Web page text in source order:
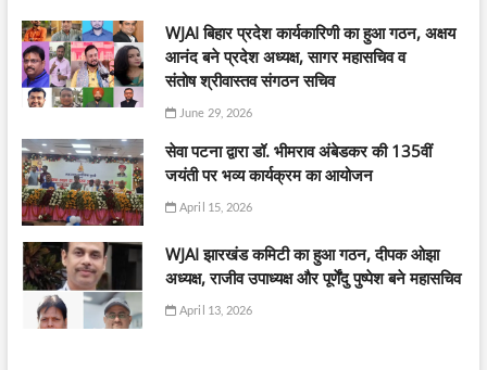
WJAI बिहार प्रदेश कार्यकारिणी का हुआ गठन, अक्षय
आनंद बने प्रदेश अध्यक्ष, सागर महासचिव व
संतोष श्रीवास्तव संगठन सचिव
June 29, 2026
सेवा पटना द्वारा डॉ. भीमराव अंबेडकर की 135वीं
जयंती पर भव्य कार्यक्रम का आयोजन
April 15, 2026
WJAI झारखंड कमिटी का हुआ गठन, दीपक ओझा
अध्यक्ष, राजीव उपाध्यक्ष और पूर्णेंदु पुष्पेश बने महासचिव
April 13, 2026